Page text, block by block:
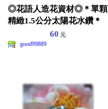
◎花語人造花資材◎＊單顆
精緻1.5公分太陽花水鑽＊
珠寶捧花~涼鞋~髮飾
60 元
good99889